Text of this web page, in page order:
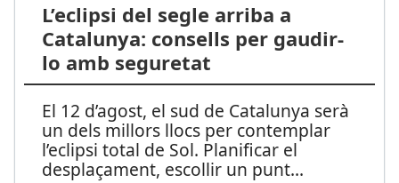
L’eclipsi del segle arriba a
Catalunya: consells per gaudir-
lo amb seguretat
El 12 d’agost, el sud de Catalunya serà
un dels millors llocs per contemplar
l’eclipsi total de Sol. Planificar el
desplaçament, escollir un punt...